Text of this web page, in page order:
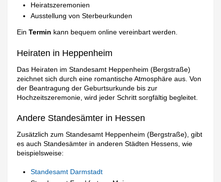
Heiratszeremonien
Ausstellung von Sterbeurkunden
EinTermin kann bequem online vereinbart werden.
Heiraten in Heppenheim
Das Heiraten im Standesamt Heppenheim (Bergstraße)
zeichnet sich durch eine romantische Atmosphäre aus. Von
der Beantragung der Geburtsurkunde bis zur
Hochzeitszeremonie, wird jeder Schritt sorgfältig begleitet.
Andere Standesämter in Hessen
Zusätzlich zum Standesamt Heppenheim (Bergstraße), gibt
es auch Standesämter in anderen Städten Hessens, wie
beispielsweise:
Standesamt Darmstadt